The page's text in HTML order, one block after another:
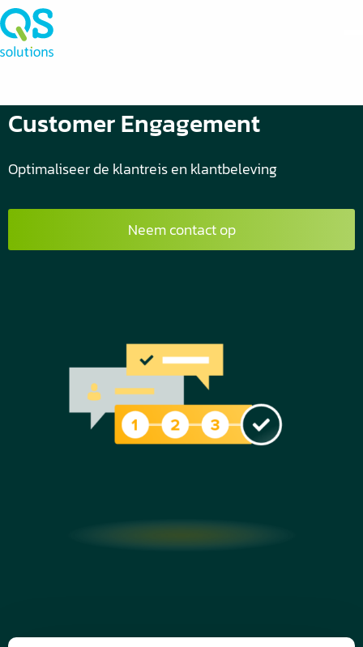
Customer Engagement
Optimaliseer de klantreis en klantbeleving
Neem contact op